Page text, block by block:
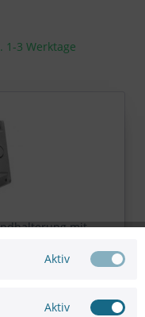
1-3 Werktage
mit...
Aktiv
Aktiv